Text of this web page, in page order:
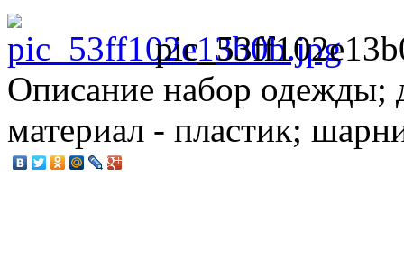
Описание набор одежды;
материал - пластик;